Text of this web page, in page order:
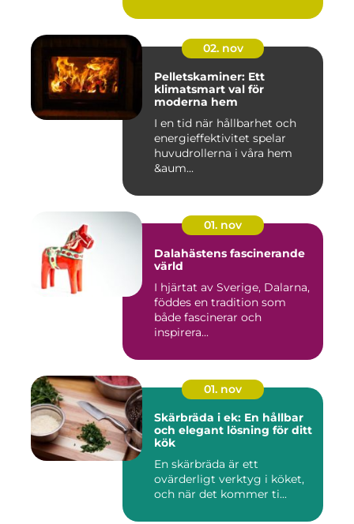
02. nov
Pelletskaminer: Ett
klimatsmart val för
moderna hem
I en tid när hållbarhet och
energieffektivitet spelar
huvudrollerna i våra hem
&aum...
01. nov
Dalahästens fascinerande
värld
I hjärtat av Sverige, Dalarna,
föddes en tradition som
både fascinerar och
inspirera...
01. nov
Skärbräda i ek: En hållbar
och elegant lösning för ditt
kök
En skärbräda är ett
ovärderligt verktyg i köket,
och när det kommer ti...